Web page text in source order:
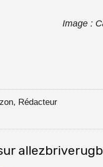
Image :
Rédacteur